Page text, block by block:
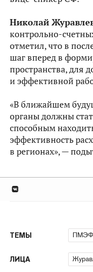
Николай
контрольно-
отметил, что в
шаг вперед в
пространства, для
и эффективной
«В ближайшем
органы должны
способным
эффективность
в регионах», —
ТЕМЫ ПМЭФ
ЛИЦА